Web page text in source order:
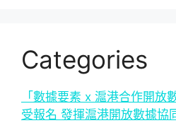
Categories
「數據要素 x 滬港合作開
受報名 發揮滬港開放數據協